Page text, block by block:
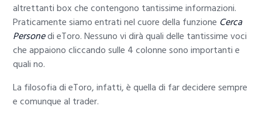
altrettanti box che contengono tantissime informazioni.
Praticamente siamo entrati nel cuore della funzione Cerca
Personedi eToro. Nessuno vi dirà quali delle tantissime voci
che appaiono cliccando sulle 4 colonne sono importanti e
quali no.
La filosofia di eToro, infatti, è quella di far decidere sempre
e comunque al trader.